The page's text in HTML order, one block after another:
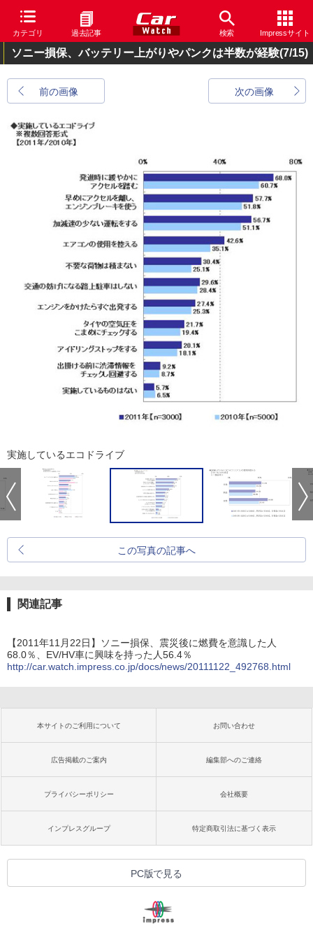
カテゴリ 過去記事 検索 Impressサイト
ソニー損保、バッテリー上がりやパンクは半数が経験(7/15)
前の画像 次の画像
実施しているエコドライブ
この写真の記事へ
関連記事
【2011年11月22日】ソニー損保、震災後に燃費を意識した人
68.0％、EV/HV車に興味を持った人56.4％
http://car.watch.impress.co.jp/docs/news/20111122_492768.html
本サイトのご利用について お問い合わせ
広告掲載のご案内 編集部へのご連絡
プライバシーポリシー 会社概要
インプレスグループ 特定商取引法に基づく表示
PC版で見る